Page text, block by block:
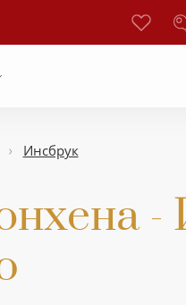
Инсбрук
-